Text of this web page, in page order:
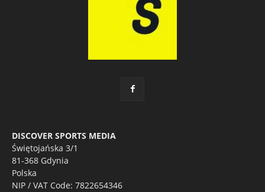
DISCOVER SPORTS MEDIA
Świętojańska 3/1
81-368 Gdynia
Polska
NIP / VAT Code: 7822654346